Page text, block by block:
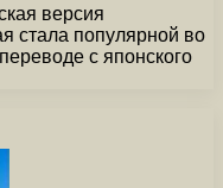
версия
стала популярной во
с японского